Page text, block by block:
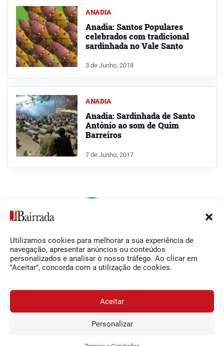
Utilizamos cookies para melhorar a sua experiência de
navegação, apresentar anúncios ou conteúdos
personalizados e analisar o nosso tráfego. Ao clicar em
"Aceitar", concorda com a utilização de cookies.
Aceitar
Personalizar
ANADIA
Anadia: Santos Populares
celebrados com tradicional
sardinhada no Vale Santo
3 de Junho, 2018
ANADIA
Anadia: Sardinhada de Santo
António ao som de Quim
Barreiros
7 de Junho, 2017
Siga-nos
Facebook
O Jornal da Bairrada
Contactos
Termos e Condições
© 2026 Jornal da Bairrada